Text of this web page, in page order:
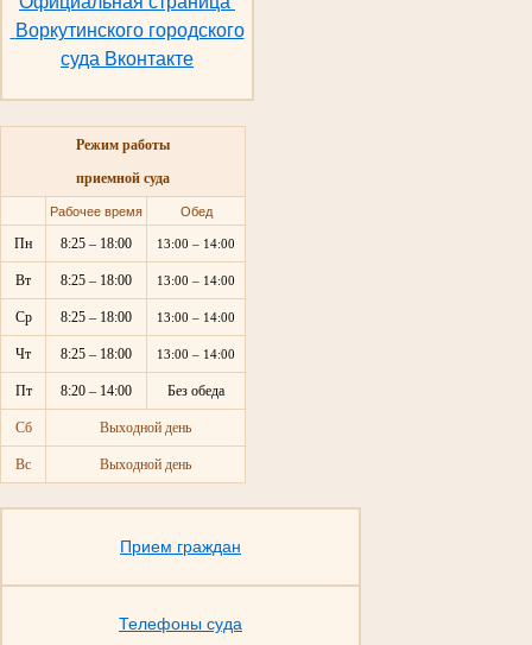
Воркутинского городского
суда Вконтакте
Режим работы
приемной суда
Рабочее время Обед
Пн 8:25 – 18:00 13:00 – 14:00
Вт 8:25 – 18:00 13:00 – 14:00
Ср 8:25 – 18:00 13:00 – 14:00
Чт 8:25 – 18:00 13:00 – 14:00
Пт 8:20 – 14:00 Без обеда
Сб Выходной день
Вс Выходной день
Прием граждан
Телефоны суда